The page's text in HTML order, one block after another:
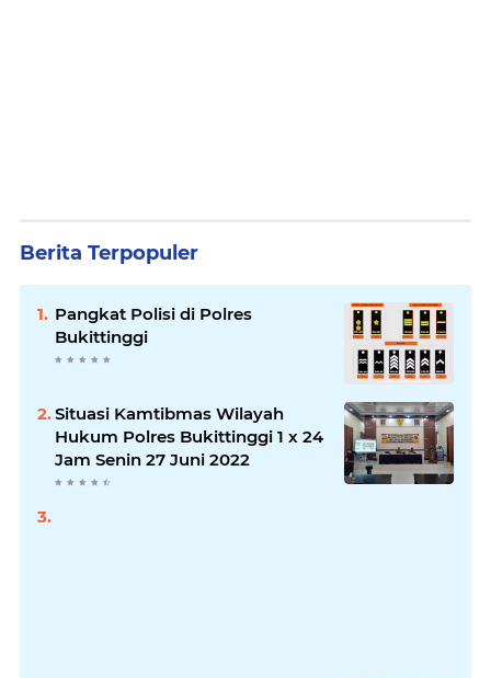
Berita Terpopuler
Pangkat Polisi di Polres
Bukittinggi
Situasi Kamtibmas Wilayah
Hukum Polres Bukittinggi 1 x 24
Jam Senin 27 Juni 2022